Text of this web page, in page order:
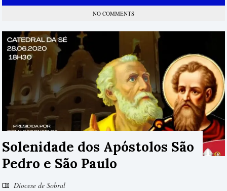
NO COMMENTS
Solenidade dos Apóstolos São
Pedro e São Paulo
Diocese de Sobral